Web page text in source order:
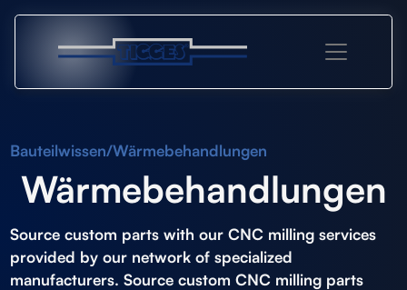
Bauteilwissen/Wärmebehandlungen
Wärmebehandlungen
Source custom parts with ourCNC milling services
provided by our network of specialized
manufacturers. Source custom CNC milling parts